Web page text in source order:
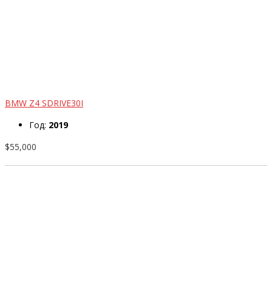
BMW Z4 SDRIVE30I
Год: 2019
$55,000